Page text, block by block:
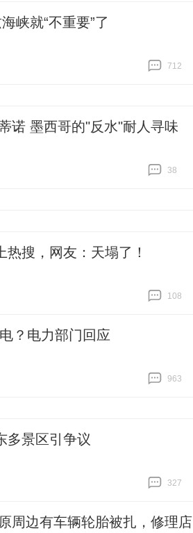
峡就“不重要”了
712
诺 墨西哥的"反水"耐人寻味
38
热搜，网友：天塌了！
108
？电力部门回应
963
多景区引争议
327
周边有车辆轮胎被扎，修理店